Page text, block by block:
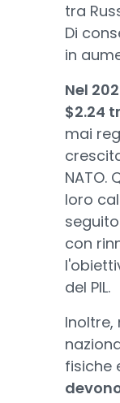
tra
Di
in
Nel
$2.24
mai
NATO.
loro
con
del PIL.
Inoltre,
fisiche